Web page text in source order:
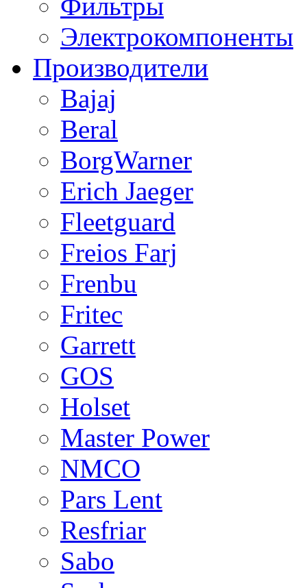
Электрокомпоненты
Производители
Bajaj
Beral
BorgWarner
Erich Jaeger
Fleetguard
Freios Farj
Frenbu
Fritec
Garrett
GOS
Holset
Master Power
NMCO
Pars Lent
Resfriar
Sabo